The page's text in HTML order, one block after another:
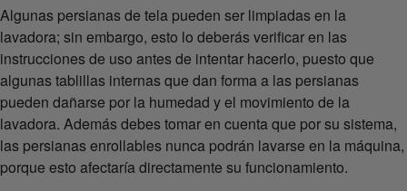
Algunas persianas de tela pueden ser limpiadas en la
lavadora; sin embargo, esto lo deberás verificar en las
instrucciones de uso antes de intentar hacerlo, puesto que
algunas tablillas internas que dan forma a las persianas
pueden dañarse por la humedad y el movimiento de la
lavadora. Además debes tomar en cuenta que por su sistema,
las persianas enrollables nunca podrán lavarse en la máquina,
porque esto afectaría directamente su funcionamiento.